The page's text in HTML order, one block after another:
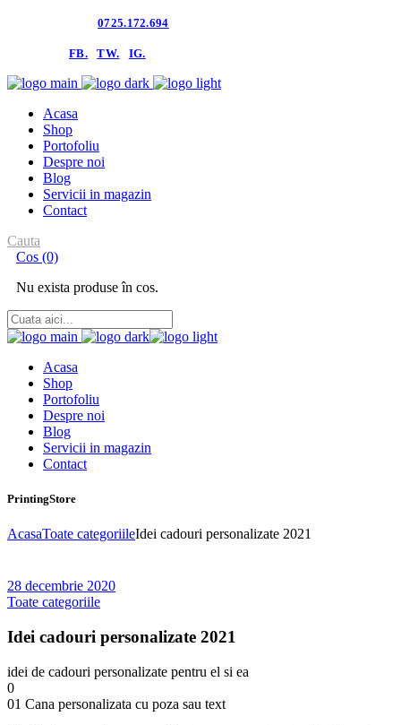
0725.172.694
FB. TW. IG.
Acasa
Shop
Portofoliu
Despre noi
Blog
Servicii in magazin
Contact
Cauta
Cos (0)
Nu exista produse în cos.
Acasa
Shop
Portofoliu
Despre noi
Blog
Servicii in magazin
Contact
PrintingStore
AcasaToate categoriileIdei cadouri personalizate 2021
28 decembrie 2020
Toate categoriile
Idei cadouri personalizate 2021
idei de cadouri personalizate pentru el si ea
0
01 Cana personalizata cu poza sau text